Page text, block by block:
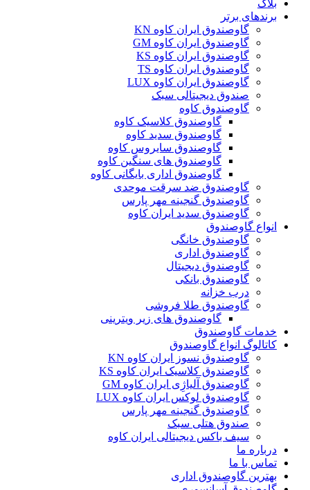
بلاگ
برندهای برتر
گاوصندوق ایران کاوه KN
گاوصندوق ایران کاوه GM
گاوصندوق ایران کاوه KS
گاوصندوق ایران کاوه TS
گاوصندوق ایران کاوه LUX
صندوق دیجیتالی سبک
گاوصندوق کاوه
گاوصندوق کلاسیک کاوه
گاوصندوق سدید کاوه
گاوصندوق سایروس کاوه
گاوصندوق های سنگین کاوه
گاوصندوق اداری بایگانی کاوه
گاوصندوق ضد سرقت موحدی
گاوصندوق گنجینه مهر پارس
گاوصندوق سدید ایران کاوه
انواع گاوصندوق
گاوصندوق خانگی
گاوصندوق اداری
گاوصندوق دیجیتال
گاوصندوق بانکی
درب خزانه
گاوصندوق طلا فروشی
گاوصندوق های زیر ویترینی
خدمات گاوصندوق
کاتالوگ انواع گاوصندوق
گاوصندوق نسوز ایران کاوه KN
گاوصندوق کلاسیک ایران کاوه KS
گاوصندوق آلیاژِی ایران کاوه GM
گاوصندوق لوکس ایران کاوه LUX
گاوصندوق گنجینه مهر پارس
صندوق هتلی سبک
سیف باکس دیجیتالی ایران کاوه
درباره ما
تماس با ما
بهترین گاوصندوق اداری